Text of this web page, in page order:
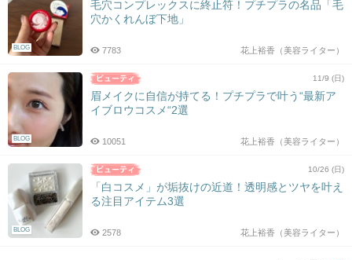
BLOG
毛穴コンプレックスに終止符！プチプラの名品「毛
穴かくれんぼ下地」
花上裕香（美容ライター）
7783
BLOG
11/9 (日)
眉メイクに自信が持てる！プチプラで叶う“最新ア
イブロウコスメ“2選
花上裕香（美容ライター）
10051
BLOG
10/26 (日)
「白コスメ」が垢抜けの近道！透明感とツヤを叶え
る注目アイテム3選
花上裕香（美容ライター）
2578